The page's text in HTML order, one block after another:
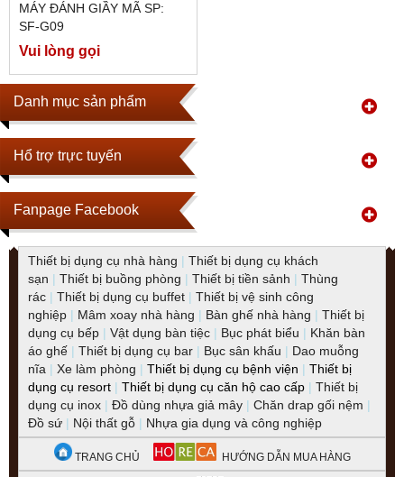
Danh mục sản phẩm
Hổ trợ trực tuyến
Fanpage Facebook
MÁY ĐÁNH GIẦY MÃ SP:
SF-G09
Vui lòng gọi
Thiết bị dụng cụ nhà hàng | Thiết bị dụng cụ khách
sạn | Thiết bị buồng phòng | Thiết bị tiền sảnh | Thùng
rác | Thiết bị dụng cụ buffet | Thiết bị vệ sinh công
nghiệp | Mâm xoay nhà hàng | Bàn ghế nhà hàng | Thiết bị
dụng cụ bếp | Vật dụng bàn tiệc | Bục phát biểu | Khăn bàn
áo ghế | Thiết bị dụng cụ bar | Bục sân khấu | Dao muỗng
nĩa | Xe làm phòng | Thiết bị dụng cụ bệnh viện | Thiết bị
dụng cụ resort | Thiết bị dụng cụ căn hộ cao cấp | Thiết bị
dụng cụ inox | Đồ dùng nhựa giả mây | Chăn drap gối nệm |
Đồ sứ | Nội thất gỗ | Nhựa gia dụng và công nghiệp
TRANG CHỦ HƯỚNG DẪN MUA HÀNG